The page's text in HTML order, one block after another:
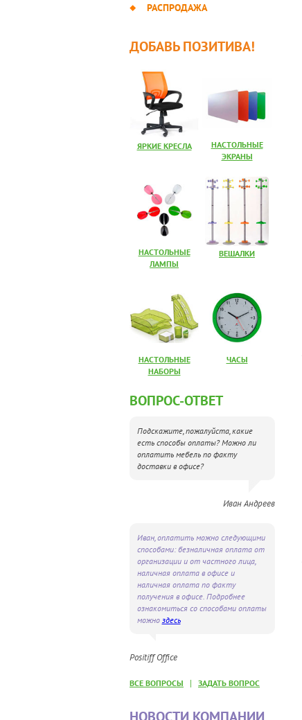
РАСПРОДАЖА
ДОБАВЬ ПОЗИТИВА!
ЯРКИЕ КРЕСЛА
НАСТОЛЬНЫЕ
ЭКРАНЫ
НАСТОЛЬНЫЕ
ЛАМПЫ
ВЕШАЛКИ
НАСТОЛЬНЫЕ
НАБОРЫ
ЧАСЫ
ВОПРОС-ОТВЕТ
Подскажите, пожалуйста, какие
есть способы оплаты? Можно ли
оплатить мебель по факту
доставки в офисе?
Иван Андреев
Иван, оплатить можно следующими
способами: безналичная оплата от
организации и от частного лица,
наличная оплата в офисе и
наличная оплата по факту
получения в офисе. Подробнее
ознакомиться со способами оплаты
можно здесь
Positiff Office
ВСЕ ВОПРОСЫ | ЗАДАТЬ ВОПРОС